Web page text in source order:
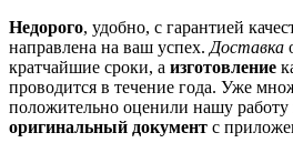
Недорого, удобно, с гарантией
направлена на ваш успех. Доставка
кратчайшие сроки, а изготовление
проводится в течение года. Уже
положительно оценили нашу
оригинальный документ с